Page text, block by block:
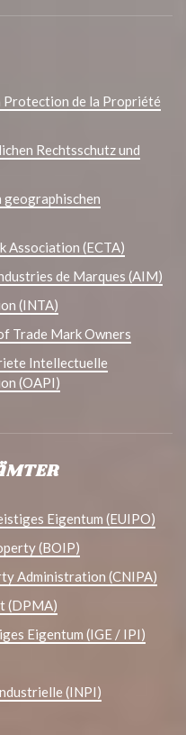
de la Propriété
Rechtsschutz und
geographischen
Association (ECTA)
de Marques (AIM)
(INTA)
Trade Mark Owners
Intellectuelle
(OAPI)
Eigentum (EUIPO)
(BOIP)
Administration (CNIPA)
(DPMA)
Eigentum (IGE / IPI)
(INPI)